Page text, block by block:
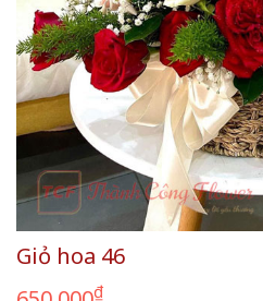
Giỏ hoa 46
₫